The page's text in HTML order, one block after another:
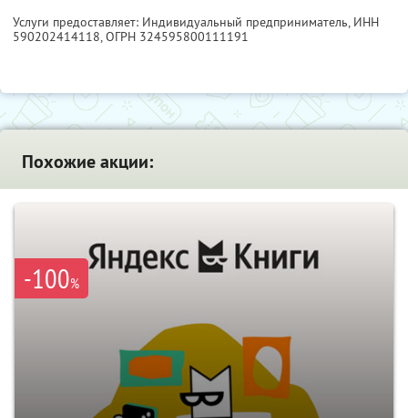
Услуги предоставляет: Индивидуальный предприниматель, ИНН
590202414118, ОГРН 324595800111191
Похожие акции:
-100%